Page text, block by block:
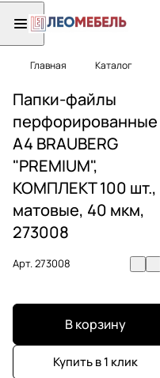
Главная Каталог
Папки-файлы
перфорированные
А4 BRAUBERG
"PREMIUM",
КОМПЛЕКТ 100 шт.,
матовые, 40 мкм,
273008
Арт.273008
В корзину
Купить в 1 клик